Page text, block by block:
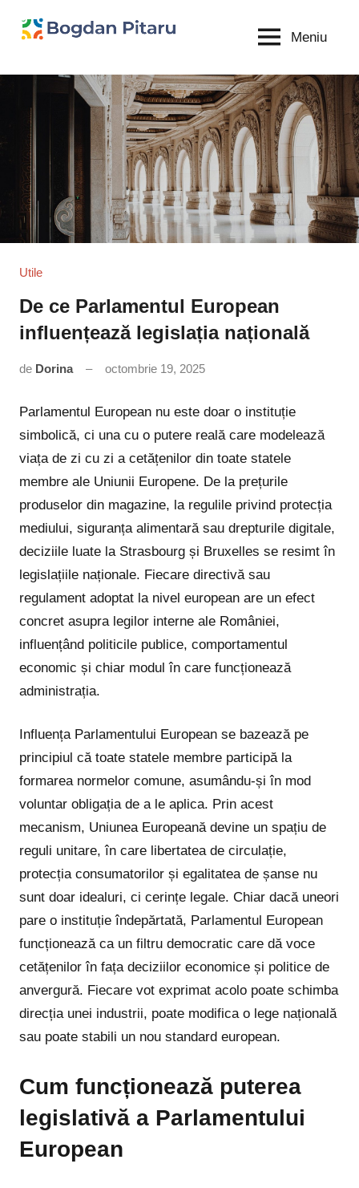
Bogdan
Pitaru
Meniu
Utile
De ce Parlamentul European
influențează legislația națională
de Dorina octombrie 19, 2025
Parlamentul European nu este doar o instituție
simbolică, ci una cu o putere reală care modelează
viața de zi cu zi a cetățenilor din toate statele
membre ale Uniunii Europene. De la prețurile
produselor din magazine, la regulile privind protecția
mediului, siguranța alimentară sau drepturile digitale,
deciziile luate la Strasbourg și Bruxelles se resimt în
legislațiile naționale. Fiecare directivă sau
regulament adoptat la nivel european are un efect
concret asupra legilor interne ale României,
influențând politicile publice, comportamentul
economic și chiar modul în care funcționează
administrația.
Influența Parlamentului European se bazează pe
principiul că toate statele membre participă la
formarea normelor comune, asumându-și în mod
voluntar obligația de a le aplica. Prin acest
mecanism, Uniunea Europeană devine un spațiu de
reguli unitare, în care libertatea de circulație,
protecția consumatorilor și egalitatea de șanse nu
sunt doar idealuri, ci cerințe legale. Chiar dacă uneori
pare o instituție îndepărtată, Parlamentul European
funcționează ca un filtru democratic care dă voce
cetățenilor în fața deciziilor economice și politice de
anvergură. Fiecare vot exprimat acolo poate schimba
direcția unei industrii, poate modifica o lege națională
sau poate stabili un nou standard european.
Cum funcționează puterea
legislativă a Parlamentului
European